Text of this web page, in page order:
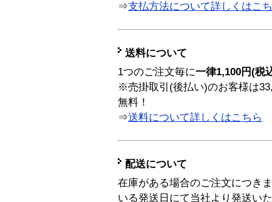
⇒支払方法について詳しくはこ
送料について
1つのご注文毎に一律1,100円(税
※売掛取引(後払い)のお客様は
無料！
⇒送料について詳しくはこちら
配送について
在庫がある場合のご注文につき
いる発送日にて当社より発送い